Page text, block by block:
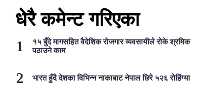
धेरै कमेन्ट गरिएका
१५ बुँदे मागसहित वैदेशिक रोजगार व्यवसायीले रोके श्रमिक
पठाउने काम
भारत हुँदै देशका विभिन्न नाकाबाट नेपाल छिरे ५२६ रोहिंग्या